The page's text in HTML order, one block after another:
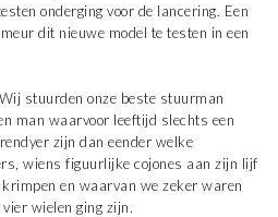
onderging voor de lancering. Een
dit nieuwe model te testen in een
stuurden onze beste stuurman
man waarvoor leeftijd slechts een
zijn dan eender welke
wiens figuurlijke cojones aan zijn lijf
en waarvan we zeker waren
wielen ging zijn.